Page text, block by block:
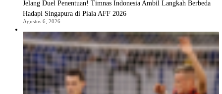
Jelang Duel Penentuan! Timnas Indonesia Ambil Langkah Berbeda
Hadapi Singapura di Piala AFF 2026
Agustus 6, 2026